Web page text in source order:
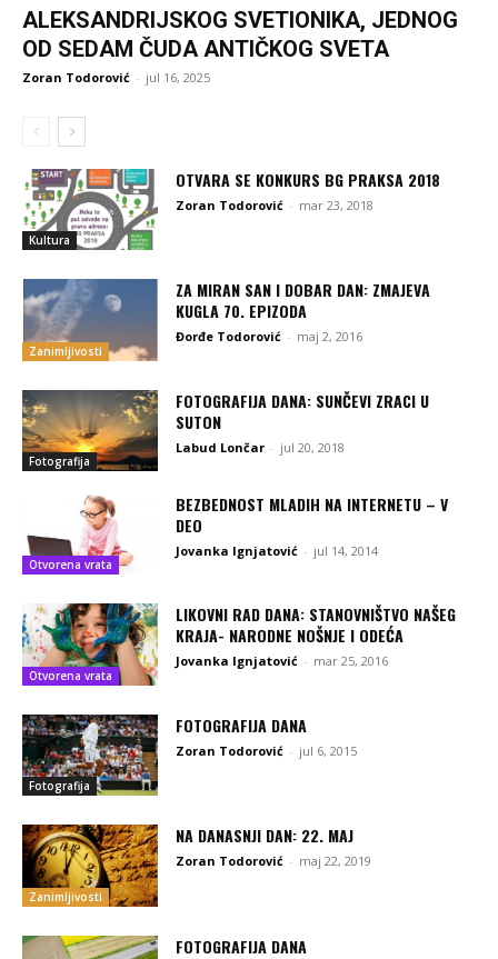
ALEKSANDRIJSKOG SVETIONIKA, JEDNOG
OD SEDAM ČUDA ANTIČKOG SVETA
Zoran Todorović - jul 16, 2025
Kultura
OTVARA SE KONKURS BG PRAKSA 2018
Zoran Todorović - mar 23, 2018
Zanimljivosti
ZA MIRAN SAN I DOBAR DAN: ZMAJEVA
KUGLA 70. EPIZODA
Đorđe Todorović - maj 2, 2016
Fotografija
FOTOGRAFIJA DANA: SUNČEVI ZRACI U
SUTON
Labud Lončar - jul 20, 2018
Otvorena vrata
BEZBEDNOST MLADIH NA INTERNETU – V
DEO
Jovanka Ignjatović - jul 14, 2014
Otvorena vrata
LIKOVNI RAD DANA: STANOVNIŠTVO NAŠEG
KRAJA- NARODNE NOŠNJE I ODEĆA
Jovanka Ignjatović - mar 25, 2016
Fotografija
FOTOGRAFIJA DANA
Zoran Todorović - jul 6, 2015
Zanimljivosti
NA DANASNJI DAN: 22. MAJ
Zoran Todorović - maj 22, 2019
FOTOGRAFIJA DANA